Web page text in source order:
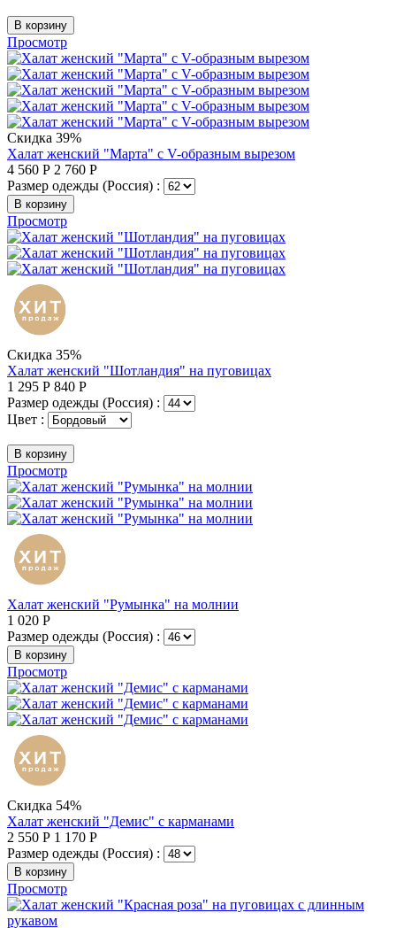
В корзину
Просмотр
Скидка 39%
Халат женский "Марта" с V-образным вырезом
4 560 Р 2 760 Р
Размер одежды (Россия) :
В корзину
Просмотр
Скидка 35%
Халат женский "Шотландия" на пуговицах
1 295 Р 840 Р
Размер одежды (Россия) :
Цвет :
В корзину
Просмотр
Халат женский "Румынка" на молнии
1 020 Р
Размер одежды (Россия) :
В корзину
Просмотр
Скидка 54%
Халат женский "Демис" с карманами
2 550 Р 1 170 Р
Размер одежды (Россия) :
В корзину
Просмотр